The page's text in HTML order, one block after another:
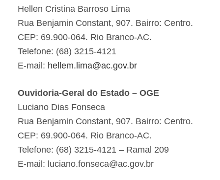
Hellen Cristina Barroso Lima
Rua Benjamin Constant, 907. Bairro: Centro.
CEP: 69.900-064. Rio Branco-AC.
Telefone: (68) 3215-4121
E-mail: hellem.lima@ac.gov.br
Ouvidoria-Geral do Estado – OGE
Luciano Dias Fonseca
Rua Benjamin Constant, 907. Bairro: Centro.
CEP: 69.900-064. Rio Branco-AC.
Telefone: (68) 3215-4121 – Ramal 209
E-mail: luciano.fonseca@ac.gov.br